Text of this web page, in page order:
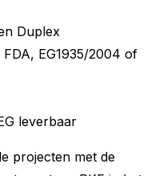
Duplex
EG1935/2004 of
leverbaar
projecten met de